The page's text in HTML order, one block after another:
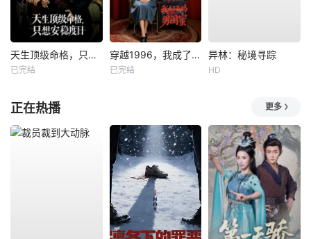
天生顶级命格，只想安稳度日
已完结
穿越1996，我成了我妈男闺蜜
已完结
异林：秘境寻踪
HD
正在热播 更多